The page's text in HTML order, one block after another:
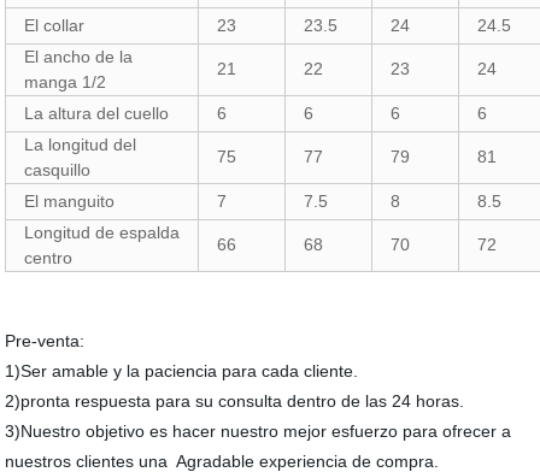
El collar
23 23.5 24
24.5
El ancho de la
manga 1/2
21 22 23 24
La altura del cuello 6 6 6
6
La longitud del
casquillo
75 77 79 81
El manguito 7 7.5 8
8.5
Longitud de espalda
centro
66 68 70 72
Pre-venta:
1)Ser amable y la paciencia para cada cliente.
2)pronta respuesta para su consulta dentro de las 24 horas.
3)Nuestro objetivo es hacer nuestro mejor esfuerzo para ofrecer a
nuestros clientes una Agradable experiencia de compra.